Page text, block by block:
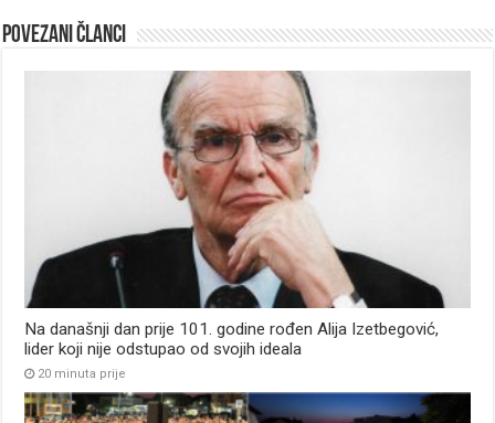
Povezani članci
Na današnji dan prije 101. godine rođen Alija Izetbegović,
lider koji nije odstupao od svojih ideala
20 minuta prije